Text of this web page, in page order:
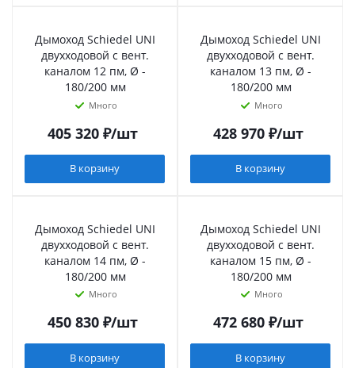
Дымоход Schiedel UNI
двухходовой с вент.
каналом 12 пм, Ø -
180/200 мм
Много
405 320₽/шт
В корзину
Дымоход Schiedel UNI
двухходовой с вент.
каналом 13 пм, Ø -
180/200 мм
Много
428 970₽/шт
В корзину
Дымоход Schiedel UNI
двухходовой с вент.
каналом 14 пм, Ø -
180/200 мм
Много
450 830₽/шт
В корзину
Дымоход Schiedel UNI
двухходовой с вент.
каналом 15 пм, Ø -
180/200 мм
Много
472 680₽/шт
В корзину